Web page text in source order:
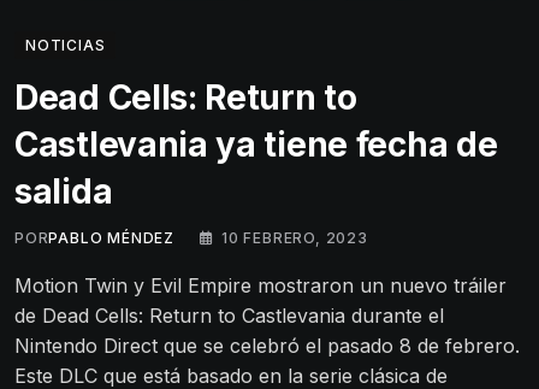
NOTICIAS
Dead Cells: Return to
Castlevania ya tiene fecha de
salida
PORPABLO MÉNDEZ 10 FEBRERO, 2023
Motion Twin y Evil Empire mostraron un nuevo tráiler
de Dead Cells: Return to Castlevania durante el
Nintendo Direct que se celebró el pasado 8 de febrero.
Este DLC que está basado en la serie clásica de